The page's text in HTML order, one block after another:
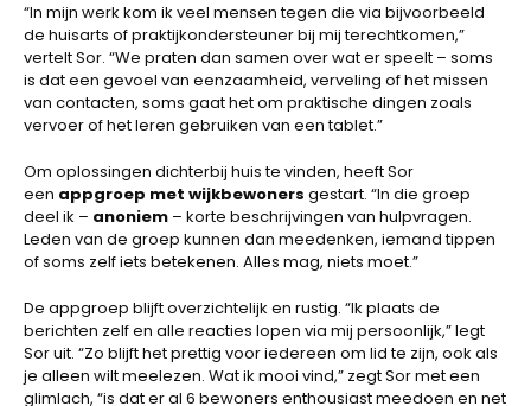
“In mijn werk kom ik veel mensen tegen die via bijvoorbeeld
de huisarts of praktijkondersteuner bij mij terechtkomen,”
vertelt Sor. “We praten dan samen over wat er speelt – soms
is dat een gevoel van eenzaamheid, verveling of het missen
van contacten, soms gaat het om praktische dingen zoals
vervoer of het leren gebruiken van een tablet.”
Om oplossingen dichterbij huis te vinden, heeft Sor
een appgroep met wijkbewoners gestart. “In die groep
deel ik – anoniem – korte beschrijvingen van hulpvragen.
Leden van de groep kunnen dan meedenken, iemand tippen
of soms zelf iets betekenen. Alles mag, niets moet.”
De appgroep blijft overzichtelijk en rustig. “Ik plaats de
berichten zelf en alle reacties lopen via mij persoonlijk,” legt
Sor uit. “Zo blijft het prettig voor iedereen om lid te zijn, ook als
je alleen wilt meelezen. Wat ik mooi vind,” zegt Sor met een
glimlach, “is dat er al 6 bewoners enthousiast meedoen en net